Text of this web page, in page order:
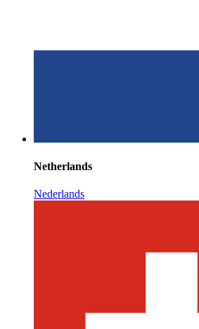
Netherlands
Nederlands